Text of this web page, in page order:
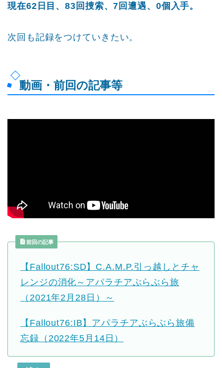
現在62日目、83回捜索、7回遭遇、0個入手。
次回も記録をつけていきたい。
動画・前回の記事等
前回の記事
【Fallout76:SD】C.A.M.P.引っ越しとチャ
レンジの消化～アパラチアぶらぶら旅
（2021年2月28日）～
【Fallout76:IB】アパラチアぶらぶら旅備
忘録（2022年5月14日）